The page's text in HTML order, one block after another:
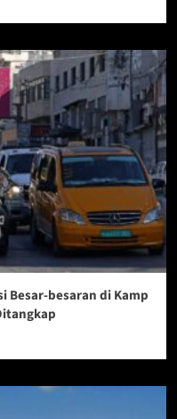
Besar-besaran di Kamp